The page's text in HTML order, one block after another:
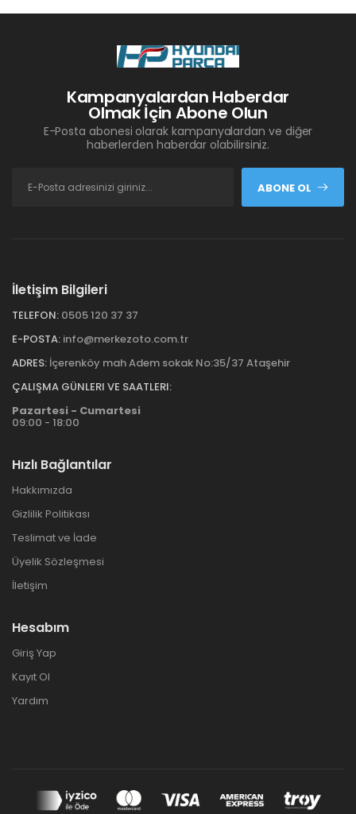
Kampanyalardan Haberdar
Olmak İçin Abone Olun
E-Posta abonesi olarak kampanyalardan ve diğer
haberlerden haberdar olabilirsiniz.
ABONE OL
İletişim Bilgileri
TELEFON: 0505 120 37 37
E-POSTA: info@merkezoto.com.tr
ADRES: İçerenköy mah Adem sokak No:35/37 Ataşehir
ÇALIŞMA GÜNLERI VE SAATLERI:
Pazartesi - Cumartesi
09:00 - 18:00
Hızlı Bağlantılar
Hakkımızda
Gizlilik Politikası
Teslimat ve İade
Üyelik Sözleşmesi
İletişim
Hesabım
Giriş Yap
Kayıt Ol
Yardım